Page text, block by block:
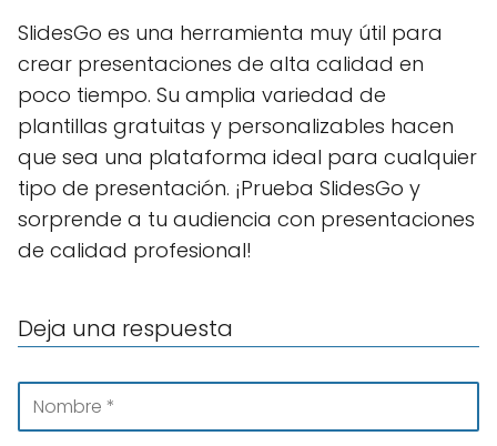
SlidesGo es una herramienta muy útil para
crear presentaciones de alta calidad en
poco tiempo. Su amplia variedad de
plantillas gratuitas y personalizables hacen
que sea una plataforma ideal para cualquier
tipo de presentación. ¡Prueba SlidesGo y
sorprende a tu audiencia con presentaciones
de calidad profesional!
Deja una respuesta